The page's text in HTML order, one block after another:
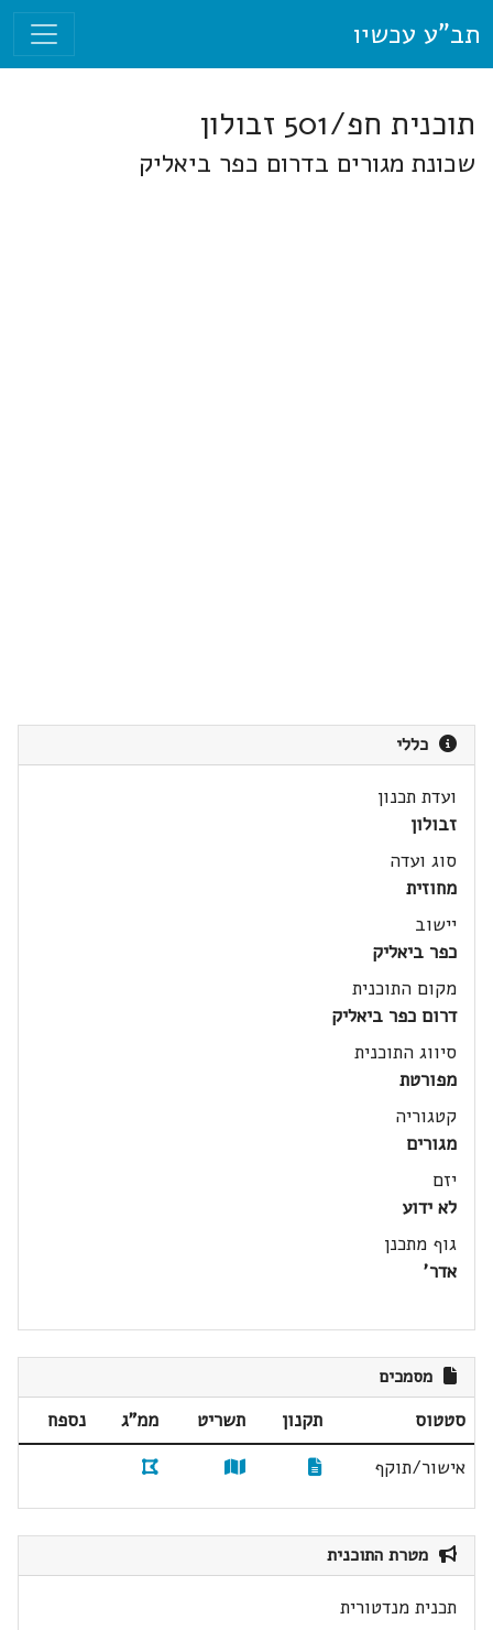
תב"ע עכשיו
תוכנית חפ/501 זבולון
שכונת מגורים בדרום כפר ביאליק
כללי
ועדת תכנון
זבולון
סוג ועדה
מחוזית
יישוב
כפר ביאליק
מקום התוכנית
דרום כפר ביאליק
סיווג התוכנית
מפורטת
קטגוריה
מגורים
יזם
לא ידוע
גוף מתכנן
אדר'
מסמכים
סטטוס תקנון תשריט ממ"ג
נספח
אישור/תוקף
מטרת התוכנית
תכנית מנדטורית